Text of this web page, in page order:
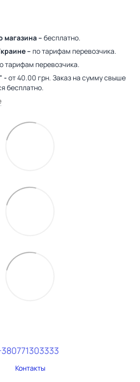
магазина – бесплатно.
– по тарифам перевозчика.
тарифам перевозчика.
- от 40.00 грн. Заказ на сумму свыше
бесплатно.
Контакты